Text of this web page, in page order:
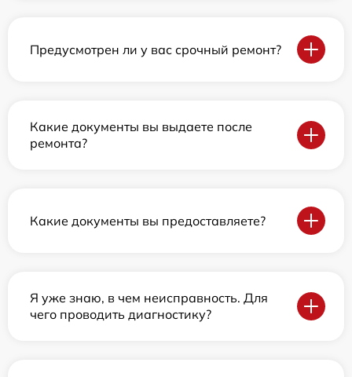
Предусмотрен ли у вас срочный ремонт?
Какие документы вы выдаете после
ремонта?
Какие документы вы предоставляете?
Я уже знаю, в чем неисправность. Для
чего проводить диагностику?